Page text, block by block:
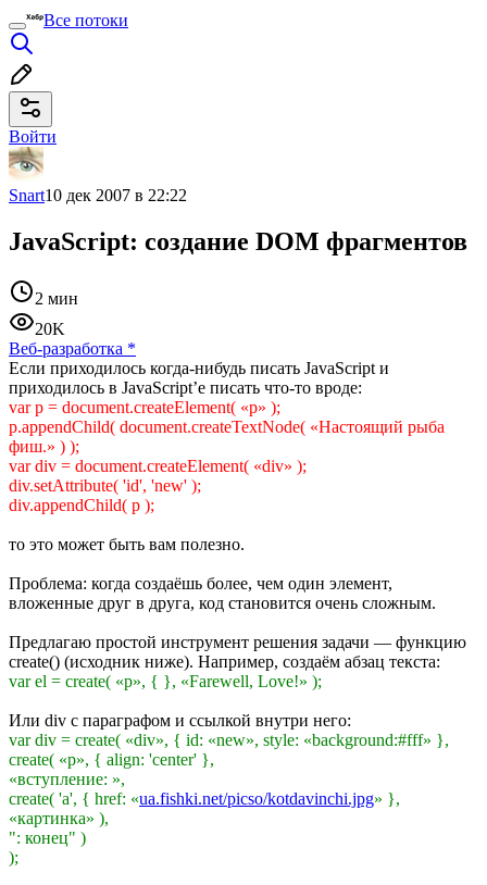
Все потоки
Войти
Snart10 дек 2007 в 22:22
JavaScript: создание DOM фрагментов
2 мин
20K
Веб-разработка *
Если приходилось когда-нибудь писать JavaScript и
приходилось в JavaScript’е писать что-то вроде:
var p = document.createElement( «p» );
p.appendChild( document.createTextNode( «Настоящий рыба
фиш.» ) );
var div = document.createElement( «div» );
div.setAttribute( 'id', 'new' );
div.appendChild( p );
то это может быть вам полезно.
Проблема: когда создаёшь более, чем один элемент,
вложенные друг в друга, код становится очень сложным.
Предлагаю простой инструмент решения задачи — функцию
create() (исходник ниже). Например, создаём абзац текста:
var el = create( «p», { }, «Farewell, Love!» );
Или div с параграфом и ссылкой внутри него:
var div = create( «div», { id: «new», style: «background:#fff» },
create( «p», { align: 'center' },
«вступление: »,
create( 'a', { href: «ua.fishki.net/picso/kotdavinchi.jpg» },
«картинка» ),
": конец" )
);